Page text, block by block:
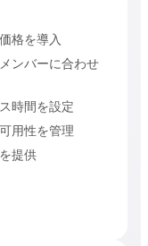
格を導入
ンバーに合わせ
時間を設定
用性を管理
提供